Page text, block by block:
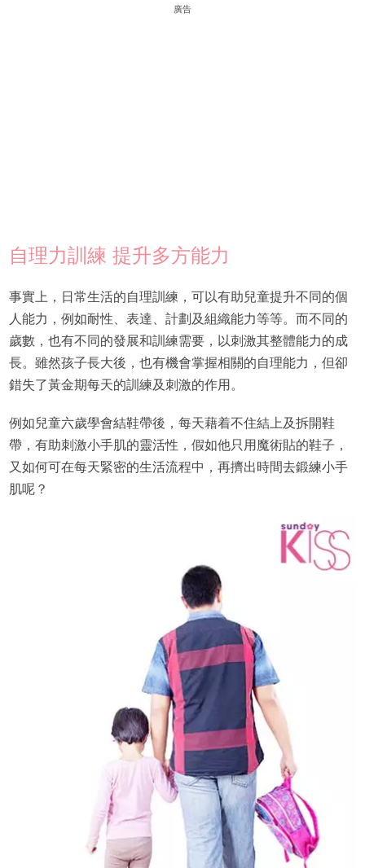
廣告
自理力訓練 提升多方能力
事實上，日常生活的自理訓練，可以有助兒童提升不同的個
人能力，例如耐性、表達、計劃及組織能力等等。而不同的
歲數，也有不同的發展和訓練需要，以刺激其整體能力的成
長。雖然孩子長大後，也有機會掌握相關的自理能力，但卻
錯失了黃金期每天的訓練及刺激的作用。
例如兒童六歲學會結鞋帶後，每天藉着不住結上及拆開鞋
帶，有助刺激小手肌的靈活性，假如他只用魔術貼的鞋子，
又如何可在每天緊密的生活流程中，再擠出時間去鍛練小手
肌呢？